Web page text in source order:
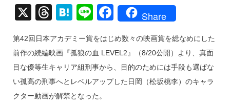
X
T
e
a
d
s
H
e
n
a
Li
e
F
c
e
b
Share
第42回日本アカデミー賞をはじめ数々の映画賞を総なめにした
前作の続編映画『孤狼の血 LEVEL2』（8/20公開）より、真面
目な優等生キャリア組刑事から、目的のためには手段も選ばな
い孤高の刑事へとレベルアップした日岡（松坂桃李）のキャラ
クター動画が解禁となった。